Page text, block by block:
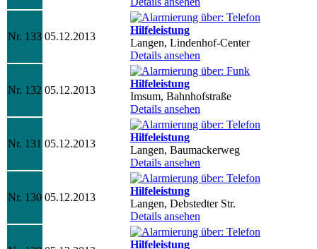
Nr. 133 05.12.2013
Hilfeleistung
Langen, Lindenhof-Center
Details ansehen
Nr. 132 05.12.2013
Hilfeleistung
Imsum, Bahnhofstraße
Details ansehen
Nr. 131 05.12.2013
Hilfeleistung
Langen, Baumackerweg
Details ansehen
Nr. 130 05.12.2013
Hilfeleistung
Langen, Debstedter Str.
Details ansehen
Hilfeleistung